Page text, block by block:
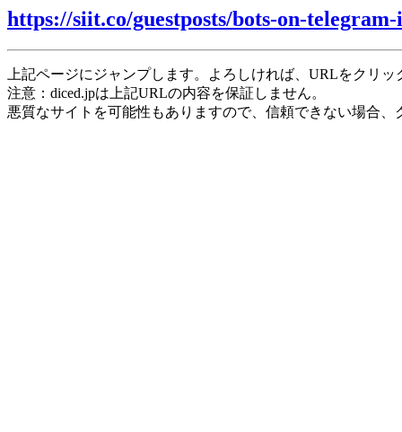
https://siit.co/guestposts/bots-on-
上記ページにジャンプします。よろしければ、URLをクリ
注意：diced.jpは上記URLの内容を保証しません。
悪質なサイトを可能性もありますので、信頼できない場合、